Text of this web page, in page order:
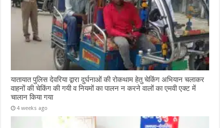
यातायात पुलिस देवरिया द्वारा दुर्घनाओं की रोकथाम हेतु चेकिंग अभियान चलाकर
वाहनों की चेकिंग की गयी व नियमों का पालन न करने वालों का एमवी एक्ट में
चालान किया गया
4 weeks ago